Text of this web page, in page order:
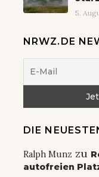
5.
NRWZ.DE
DIE
Ralph Munz zu
autofreien